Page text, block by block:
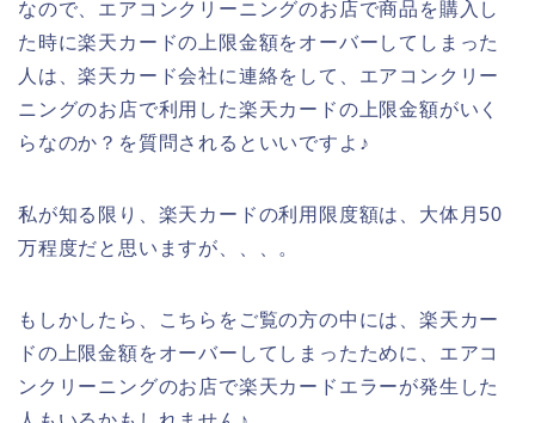
なので、エアコンクリーニングのお店で商品を購入し
た時に楽天カードの上限金額をオーバーしてしまった
人は、楽天カード会社に連絡をして、エアコンクリー
ニングのお店で利用した楽天カードの上限金額がいく
らなのか？を質問されるといいですよ♪
私が知る限り、楽天カードの利用限度額は、大体月50
万程度だと思いますが、、、。
もしかしたら、こちらをご覧の方の中には、楽天カー
ドの上限金額をオーバーしてしまったために、エアコ
ンクリーニングのお店で楽天カードエラーが発生した